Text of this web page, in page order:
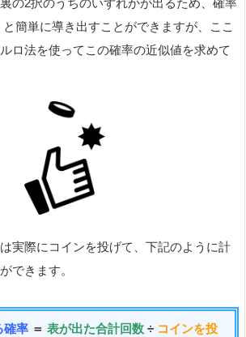
の2択のうちのいずれかが出るため、確率
簡単に導き出すことができますが、ここ
ロ法を使ってこの確率の近似値を求めて
実際にコインを投げて、下記のように計
できます。
確率 ＝表が出た合計回数 ÷ コインを投